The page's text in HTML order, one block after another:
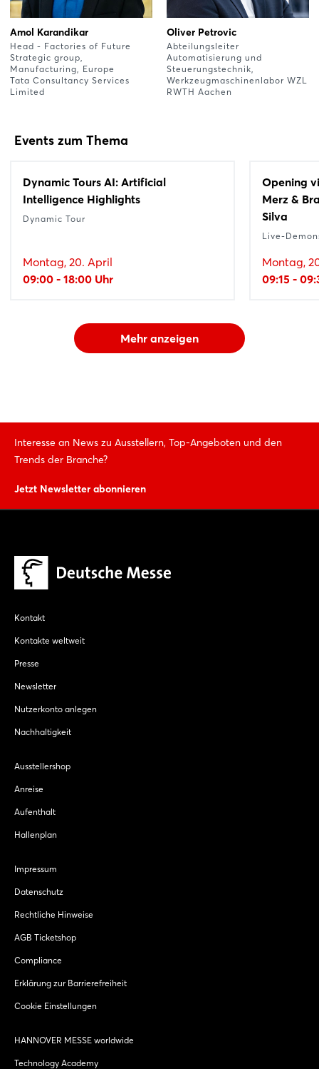
Amol Karandikar
Head - Factories of Future
Strategic group,
Manufacturing, Europe
Tata Consultancy Services
Limited
Oliver Petrovic
Abteilungsleiter
Automatisierung und
Steuerungstechnik,
Werkzeugmaschinenlabor WZL
RWTH Aachen
Events zum Thema
Dynamic Tours AI: Artificial
Intelligence Highlights
Dynamic Tour
Montag, 20. April
09:00 - 18:00 Uhr
Opening
Merz &
Silva
Live-
Montag,
09:15 -
Mehr anzeigen
Interesse an News zu Ausstellern, Top-Angeboten und den
Trends der Branche?
Jetzt Newsletter abonnieren
Kontakt
Kontakte weltweit
Presse
Newsletter
Nutzerkonto anlegen
Nachhaltigkeit
Ausstellershop
Anreise
Aufenthalt
Hallenplan
Impressum
Datenschutz
Rechtliche Hinweise
AGB Ticketshop
Compliance
Erklärung zur Barrierefreiheit
Cookie Einstellungen
HANNOVER MESSE worldwide
Technology Academy